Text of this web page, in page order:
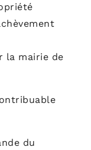
la mairie de
du